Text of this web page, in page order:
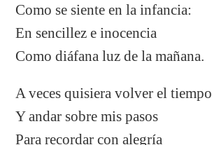
Como se siente en la infancia:
En sencillez e inocencia
Como diáfana luz de la mañana.
A veces quisiera volver el tiempo
Y andar sobre mis pasos
Para recordar con alegría